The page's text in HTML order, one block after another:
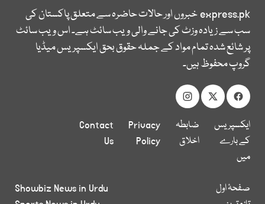
express.pkخبروں اور حالات حاضرہ سے متعلق پاکستان کی
سب سے زیادہ وزٹ کی جانے والی ویب سائٹ ہے۔ اس ویب سائٹ
پر شائع شدہ تمام مواد کے جملہ حقوق بحق ایکسپریس میڈیا
گروپ محفوظ ہیں۔
ایکسپریس
کے بارے
میں
ضابطہ
اخلاق
Privacy
Policy
Contact
Us
صفحۂ اول
Showbiz News in Urdu